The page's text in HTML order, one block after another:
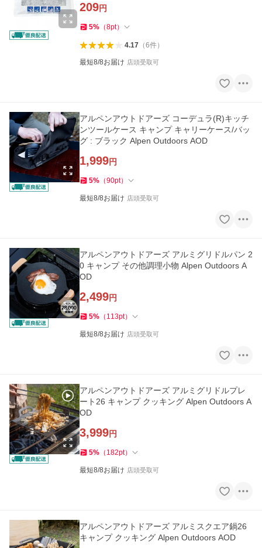
209円
5% （8pt）
4.17（6件）
最短8/8お届け 店頭受取可
アルペンアウトドアーズ コーデュラ(R)キッチ
ンツールケース キャンプ キャリーケース/バッ
グ : ブラック Alpen Outdoors AOD
1,999円
5% （90pt）
最短8/8お届け 店頭受取可
アルペンアウトドアーズ アルミグリドルパン 2
0 キャンプ その他調理小物 Alpen Outdoors A
OD
2,499円
5% （ 113pt）
最短8/8お届け 店頭受取可
アルペンアウトドアーズ アルミグリドルプレ
ート26 キャンプ クッキング Alpen Outdoors A
OD
3,999円
5% （ 182pt）
最短8/8お届け 店頭受取可
アルペンアウトドアーズ アルミスクエア鍋26
キャンプ クッキング Alpen Outdoors AOD